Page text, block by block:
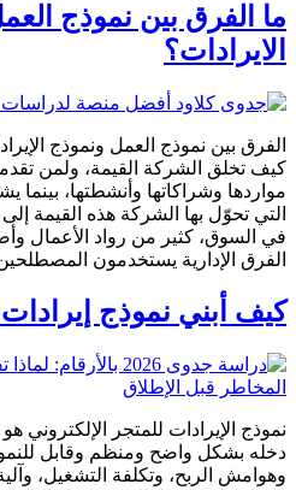
ما الفرق بين نموذج
الايرادات؟
الفرق بين نموذج العمل ونموذج
كيف تخلق الشركة القيمة، ولمن
مواردها وشراكاتها وأنشطتها، بينما
التي تحوّل بها الشركة هذه القيمة
في السوق، كثير من رواد الأعمال
الفرق الإدارية يستخدمون
كيف أبني نموذج إيرادات
نموذج الإيرادات للمتجر الإلكتروني
دخله بشكل واضح ومنظم وقابل
وهوامش الربح، وتكلفة التشغيل،